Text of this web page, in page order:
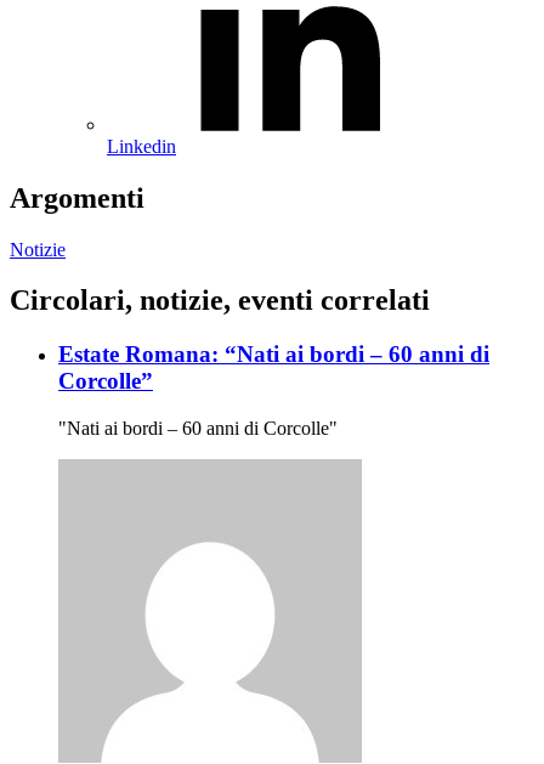
Linkedin
Argomenti
Notizie
Circolari, notizie, eventi correlati
Estate Romana: “Nati ai bordi – 60 anni di
Corcolle”
"Nati ai bordi – 60 anni di Corcolle"